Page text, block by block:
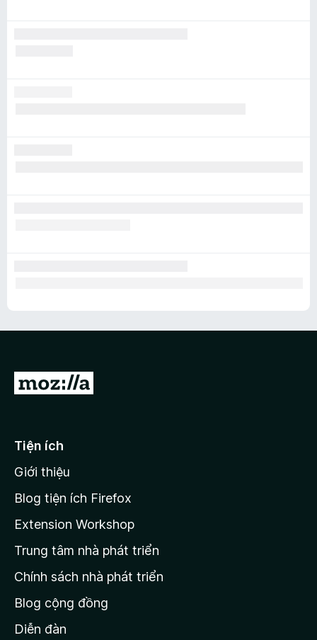
Đ
ế
t
r
n
g
c
ủ
M
Tiện ích
Giới thiệu
Blog tiện ích Firefox
Extension Workshop
Trung tâm nhà phát triển
Chính sách nhà phát triển
Blog cộng đồng
Diễn đàn